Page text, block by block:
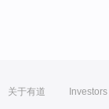
关于有道 Investors